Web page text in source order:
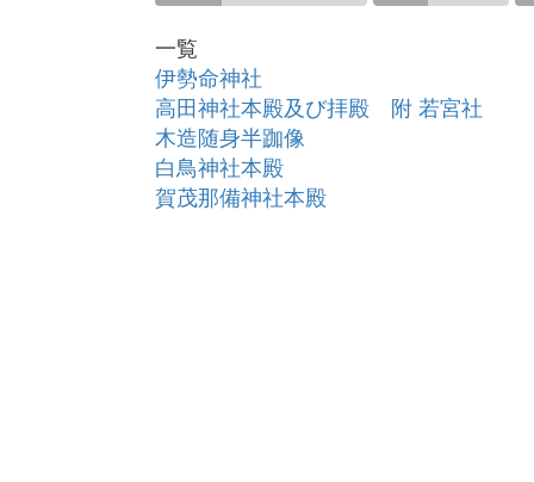
一覧
伊勢命神社
高田神社本殿及び拝殿 附 若宮社
木造随身半跏像
白鳥神社本殿
賀茂那備神社本殿